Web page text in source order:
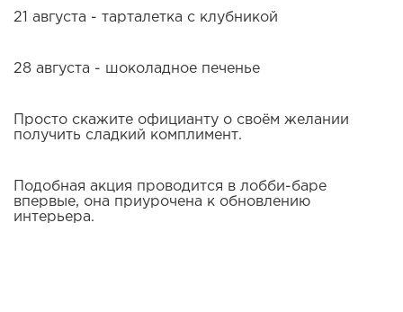
21 августа - тарталетка с клубникой
28 августа - шоколадное печенье
Просто скажите официанту о своём желании
получить сладкий комплимент.
Подобная акция проводится в лобби-баре
впервые, она приурочена к обновлению
интерьера.